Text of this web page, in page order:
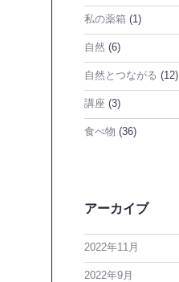
私の薬箱 (1)
自然 (6)
自然とつながる (12)
講座 (3)
食べ物 (36)
アーカイブ
2022年11月
2022年9月